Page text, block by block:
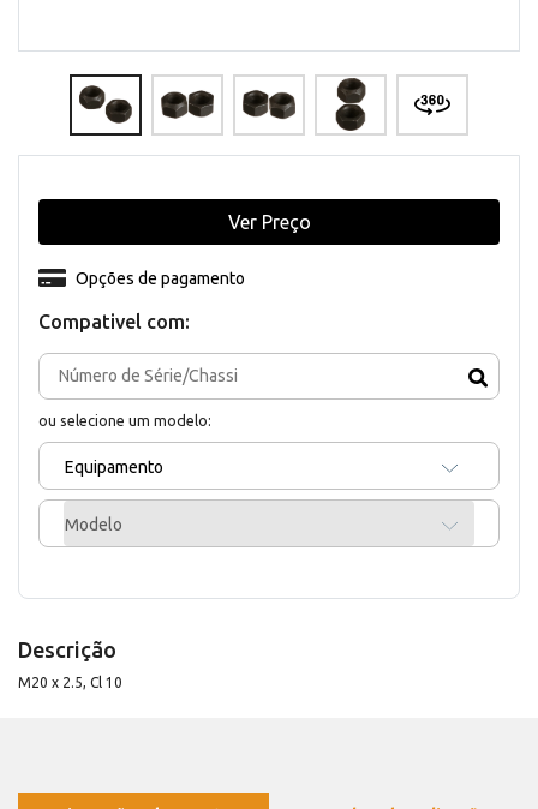
Compativel com:
ou selecione um modelo:
Equipamento
Modelo
Opções de pagamento
Ver Preço
Descrição
M20 x 2.5, Cl 10